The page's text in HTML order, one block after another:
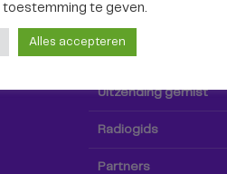
Radio
TV-gids
Uitzending gemist
Radiogids
Partners
te geven.
Alles accepteren